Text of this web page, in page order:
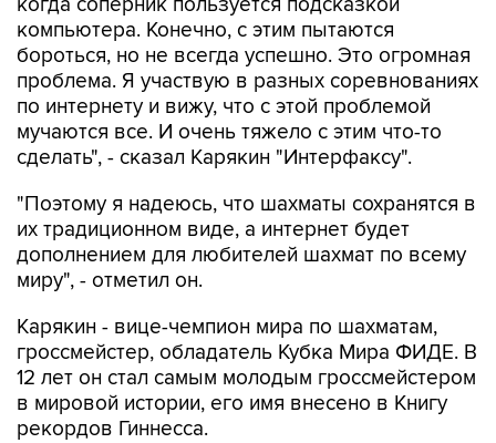
компьютера. Конечно, с этим пытаются
бороться, но не всегда успешно. Это огромная
проблема. Я участвую в разных соревнованиях
по интернету и вижу, что с этой проблемой
мучаются все. И очень тяжело с этим что-то
сделать", - сказал Карякин "Интерфаксу".
"Поэтому я надеюсь, что шахматы сохранятся в
их традиционном виде, а интернет будет
дополнением для любителей шахмат по всему
миру", - отметил он.
Карякин - вице-чемпион мира по шахматам,
гроссмейстер, обладатель Кубка Мира ФИДЕ. В
12 лет он стал самым молодым гроссмейстером
в мировой истории, его имя внесено в Книгу
рекордов Гиннесса.